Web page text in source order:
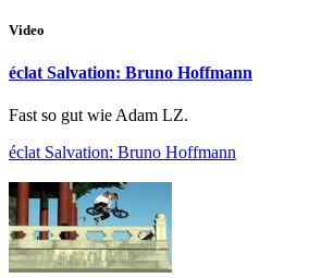
Video
éclat Salvation: Bruno Hoffmann
Fast so gut wie Adam LZ.
éclat Salvation: Bruno Hoffmann